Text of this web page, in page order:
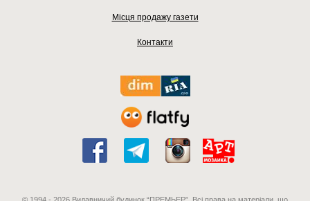
Місця продажу газети
Контакти
© 1994 - 2026 Видавничий будинок “ПРЕМЬЕР”. Всі права на матеріали, що